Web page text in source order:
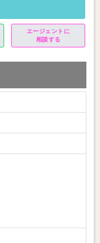
エージェントに
相談する